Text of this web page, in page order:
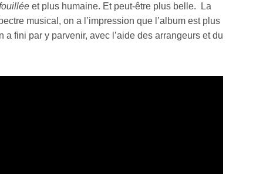
et plus humaine. Et peut-être plus belle. La
musical, on a l’impression que l’album est plus
fini par y parvenir, avec l’aide des arrangeurs et du